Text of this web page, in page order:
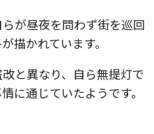
が昼夜を問わず街を巡回
描かれています。
と異なり、自ら無提灯で
に通じていたようです。